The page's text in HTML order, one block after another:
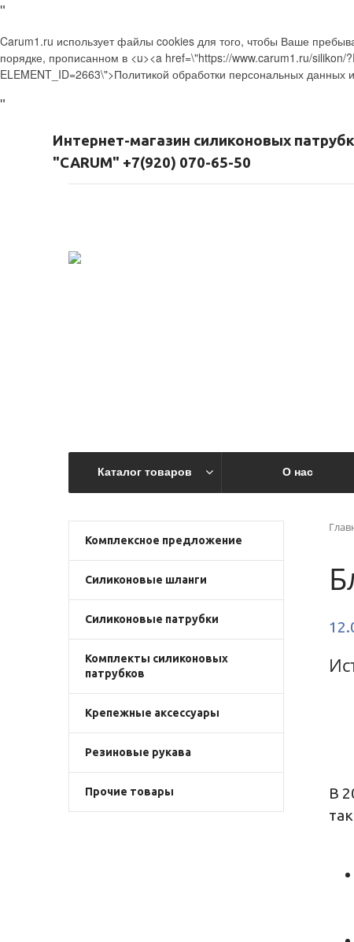
"
Carum1.ru использует файлы cookies для того, чтобы Ваше
порядке, прописанном в <u><a href=\"https://www.carum1.ru/
ELEMENT_ID=2663\">Политикой обработки персональных
"
Интернет-магазин силиконовых
"CARUM" +7(920) 070-65-50
Каталог товаров О нас
Комплексное предложение
Силиконовые шланги
Силиконовые патрубки
Комплекты силиконовых
патрубков
Крепежные аксессуары
Резиновые рукава
Прочие товары В